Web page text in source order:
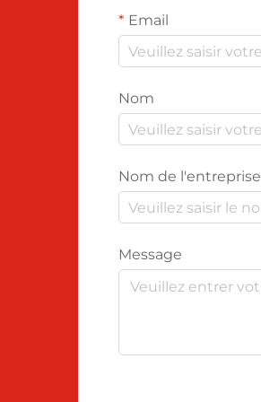
Email
Nom
Nom de l'entreprise
Message